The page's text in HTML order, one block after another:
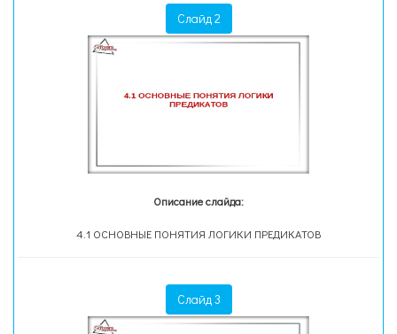
Слайд 2
Описание слайда:
4.1 ОСНОВНЫЕ ПОНЯТИЯ ЛОГИКИ ПРЕДИКАТОВ
Слайд 3